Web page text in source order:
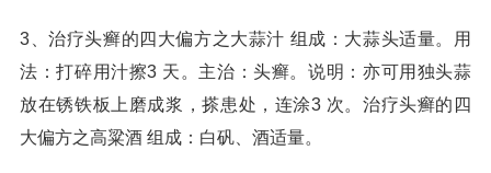
3、治疗头癣的四大偏方之大蒜汁 组成：大蒜头适量。用
法：打碎用汁擦3 天。主治：头癣。说明：亦可用独头蒜
放在锈铁板上磨成浆，搽患处，连涂3 次。治疗头癣的四
大偏方之高粱酒 组成：白矾、酒适量。